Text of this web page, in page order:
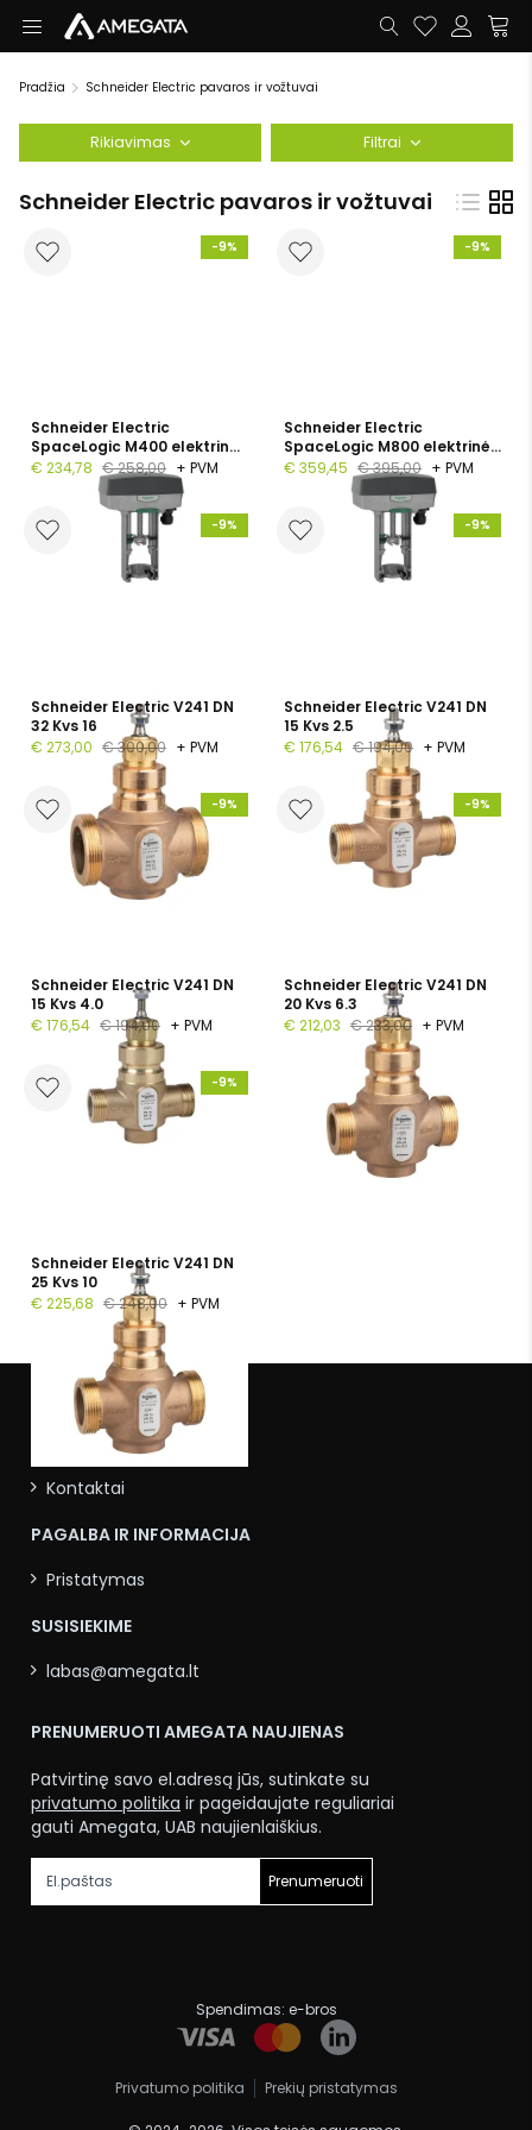
Pradžia Schneider Electric pavaros ir vožtuvai
Rikiavimas Filtrai
Schneider Electric pavaros ir vožtuvai
-9%
Schneider Electric
SpaceLogic M400 elektrinė
pavara, 400 N, 0-10 V, 24 V
AC/DC, iki 32 mm eiga
€ 234,78 € 258,00 + PVM
-9%
Schneider Electric
SpaceLogic M800 elektrinė
pavara, 800 N, 0-10 V, 24 V
AC/DC, iki 52 mm eiga
€ 359,45 € 395,00 + PVM
-9%
Schneider Electric V241 DN
32 Kvs 16
€ 273,00 € 300,00 + PVM
-9%
Schneider Electric V241 DN
15 Kvs 2.5
€ 176,54 € 194,00 + PVM
-9%
Schneider Electric V241 DN
15 Kvs 4.0
€ 176,54 € 194,00 + PVM
-9%
Schneider Electric V241 DN
20 Kvs 6.3
€ 212,03 € 233,00 + PVM
-9%
Schneider Electric V241 DN
25 Kvs 10
€ 225,68 € 248,00 + PVM
APIE MUS
Apie mus
Kontaktai
PAGALBA IR INFORMACIJA
Pristatymas
SUSISIEKIME
labas@amegata.lt
PRENUMERUOTI AMEGATA NAUJIENAS
Patvirtinę savo el.adresą jūs, sutinkate su
privatumo politika ir pageidaujate reguliariai
gauti Amegata, UAB naujienlaiškius.
Prenumeruoti
Privatumo politika Prekių pristatymas
Spendimas: e-bros